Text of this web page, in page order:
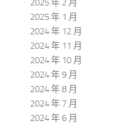
2025 年 2 月
2025 年 1 月
2024 年 12 月
2024 年 11 月
2024 年 10 月
2024 年 9 月
2024 年 8 月
2024 年 7 月
2024 年 6 月